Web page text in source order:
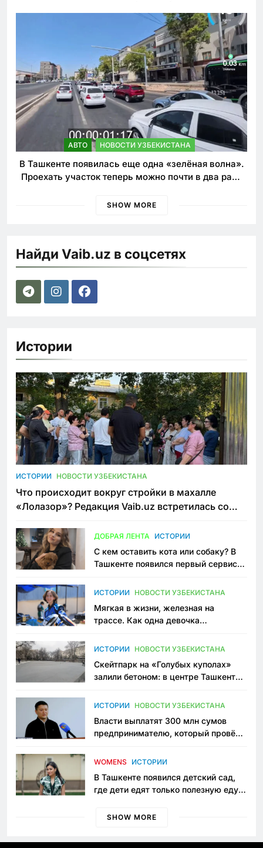
АВТО НОВОСТИ УЗБЕКИСТАНА
В Ташкенте появилась еще одна «зелёная волна».
Проехать участок теперь можно почти в два раза
SHOW MORE
Найди Vaib.uz в соцсетях
Истории
ИСТОРИИ НОВОСТИ УЗБЕКИСТАНА
Что происходит вокруг стройки в махалле
«Лолазор»? Редакция Vaib.uz встретилась со
ДОБРАЯ ЛЕНТА ИСТОРИИ
С кем оставить кота или собаку? В
Ташкенте появился первый сервис
ИСТОРИИ НОВОСТИ УЗБЕКИСТАНА
Мягкая в жизни, железная на
трассе. Как одна девочка
Узбекистане
ИСТОРИИ НОВОСТИ УЗБЕКИСТАНА
Скейтпарк на «Голубых куполах»
залили бетоном: в центре Ташкента
пространство
ИСТОРИИ НОВОСТИ УЗБЕКИСТАНА
Власти выплатят 300 млн сумов
предпринимателю, который провёл
приговору
WOMENS ИСТОРИИ
В Ташкенте появился детский сад,
где дети едят только полезную еду.
просить «кашу без сахара»
SHOW MORE